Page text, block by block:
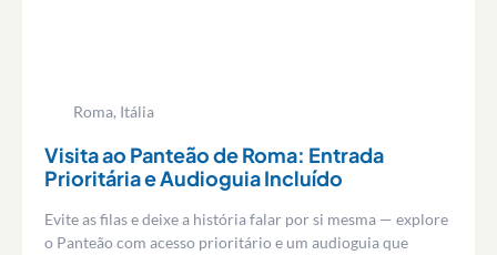
Roma, Itália
Visita ao Panteão de Roma: Entrada
Prioritária e Audioguia Incluído
Evite as filas e deixe a história falar por si mesma — explore
o Panteão com acesso prioritário e um audioguia que